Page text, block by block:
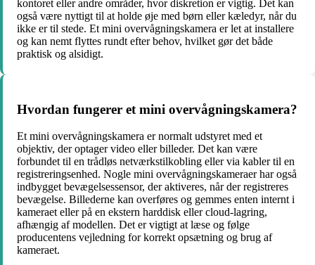
kontoret eller andre områder, hvor diskretion er vigtig. Det kan
også være nyttigt til at holde øje med børn eller kæledyr, når du
ikke er til stede. Et mini overvågningskamera er let at installere
og kan nemt flyttes rundt efter behov, hvilket gør det både
praktisk og alsidigt.
Hvordan fungerer et mini overvågningskamera?
Et mini overvågningskamera er normalt udstyret med et
objektiv, der optager video eller billeder. Det kan være
forbundet til en trådløs netværkstilkobling eller via kabler til en
registreringsenhed. Nogle mini overvågningskameraer har også
indbygget bevægelsessensor, der aktiveres, når der registreres
bevægelse. Billederne kan overføres og gemmes enten internt i
kameraet eller på en ekstern harddisk eller cloud-lagring,
afhængig af modellen. Det er vigtigt at læse og følge
producentens vejledning for korrekt opsætning og brug af
kameraet.